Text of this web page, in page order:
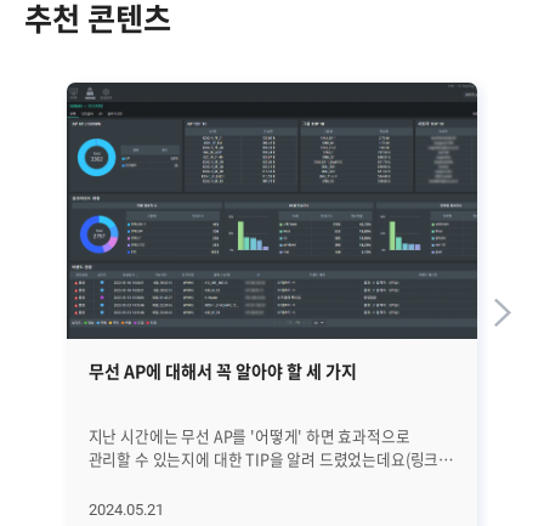
추천 콘텐츠
무선 AP에 대해서 꼭 알아야 할 세 가지
지난 시간에는 무선 AP를 '어떻게' 하면 효과적으로
관리할 수 있는지에 대한 TIP을 알려 드렸었는데요(링크).
약자로 Wireless Access Point 라고 하며, WAP으로
2024.05.21